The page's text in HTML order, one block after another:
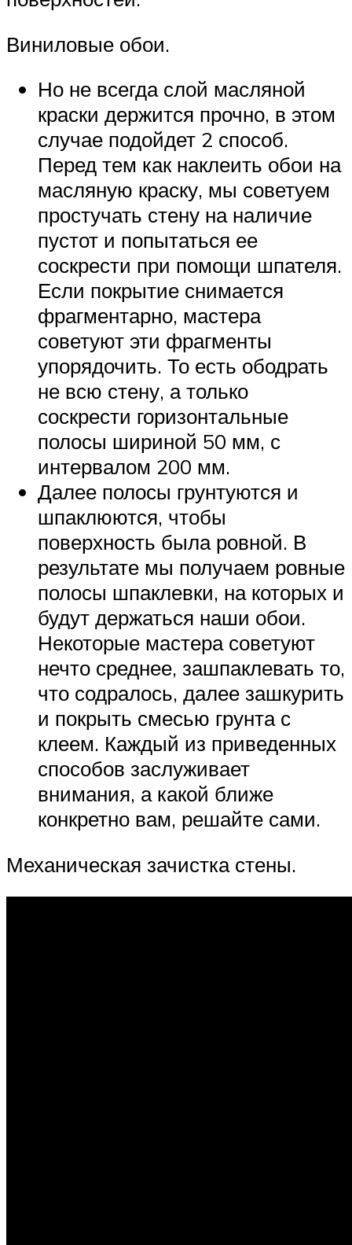
Виниловые обои.
Но не всегда слой масляной
краски держится прочно, в этом
случае подойдет 2 способ.
Перед тем как наклеить обои на
масляную краску, мы советуем
простучать стену на наличие
пустот и попытаться ее
соскрести при помощи шпателя.
Если покрытие снимается
фрагментарно, мастера
советуют эти фрагменты
упорядочить. То есть ободрать
не всю стену, а только
соскрести горизонтальные
полосы шириной 50 мм, с
интервалом 200 мм.
Далее полосы грунтуются и
шпаклюются, чтобы
поверхность была ровной. В
результате мы получаем ровные
полосы шпаклевки, на которых и
будут держаться наши обои.
Некоторые мастера советуют
нечто среднее, зашпаклевать то,
что содралось, далее зашкурить
и покрыть смесью грунта с
клеем. Каждый из приведенных
способов заслуживает
внимания, а какой ближе
конкретно вам, решайте сами.
Механическая зачистка стены.